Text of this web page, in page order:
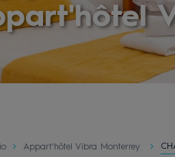
Appart'hôtel Vibra Monterrey